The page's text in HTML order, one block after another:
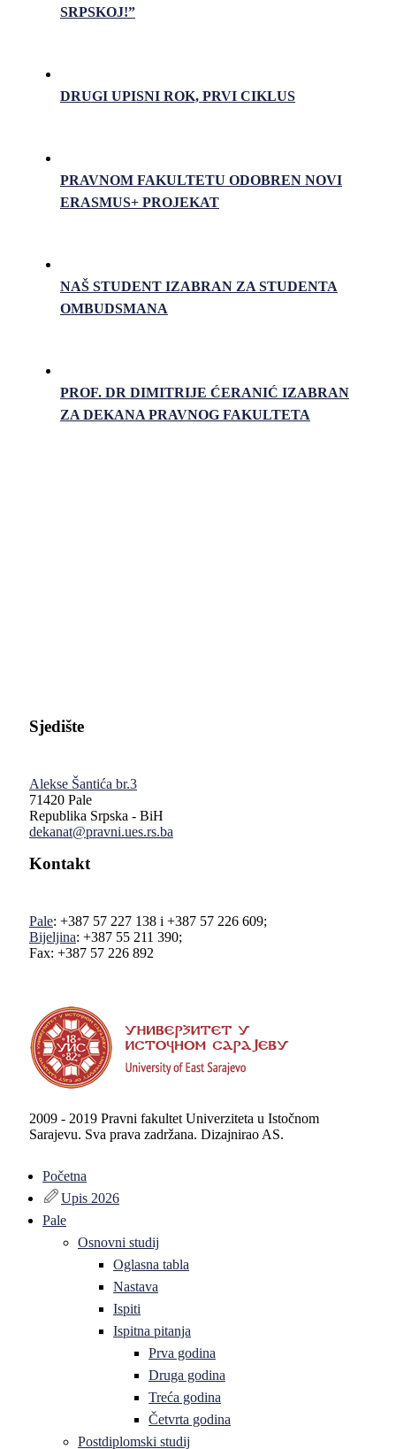
SRPSKOJ!”
DRUGI UPISNI ROK, PRVI CIKLUS
PRAVNOM FAKULTETU ODOBREN NOVI
ERASMUS+ PROJEKAT
NAŠ STUDENT IZABRAN ZA STUDENTA
OMBUDSMANA
PROF. DR DIMITRIJE ĆERANIĆ IZABRAN
ZA DEKANA PRAVNOG FAKULTETA
Sjedište
Alekse Šantića br.3
71420 Pale
Republika Srpska - BiH
dekanat@pravni.ues.rs.ba
Kontakt
Pale: +387 57 227 138 i +387 57 226 609;
Bijeljina: +387 55 211 390;
Fax: +387 57 226 892
2009 - 2019 Pravni fakultet Univerziteta u Istočnom
Sarajevu. Sva prava zadržana. Dizajnirao AS.
Početna
Upis 2026
Pale
Osnovni studij
Oglasna tabla
Nastava
Ispiti
Ispitna pitanja
Prva godina
Druga godina
Treća godina
Četvrta godina
Postdiplomski studij